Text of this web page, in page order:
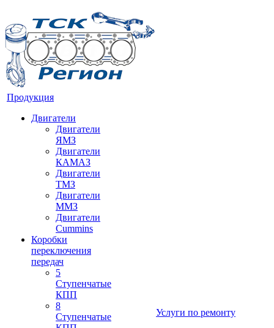
Продукция
Двигатели
Двигатели
ЯМЗ
Двигатели
КАМАЗ
Двигатели
ТМЗ
Двигатели
ММЗ
Двигатели
Cummins
Коробки
переключения
передач
5
Ступенчатые
КПП
8
Ступенчатые
Услуги по ремонту